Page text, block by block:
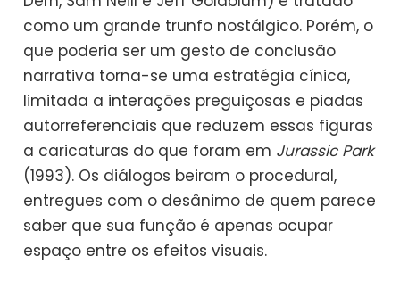
como um grande trunfo nostálgico. Porém, o
que poderia ser um gesto de conclusão
narrativa torna-se uma estratégia cínica,
limitada a interações preguiçosas e piadas
autorreferenciais que reduzem essas figuras
a caricaturas do que foram em Jurassic Park
(1993). Os diálogos beiram o procedural,
entregues com o desânimo de quem parece
saber que sua função é apenas ocupar
espaço entre os efeitos visuais.